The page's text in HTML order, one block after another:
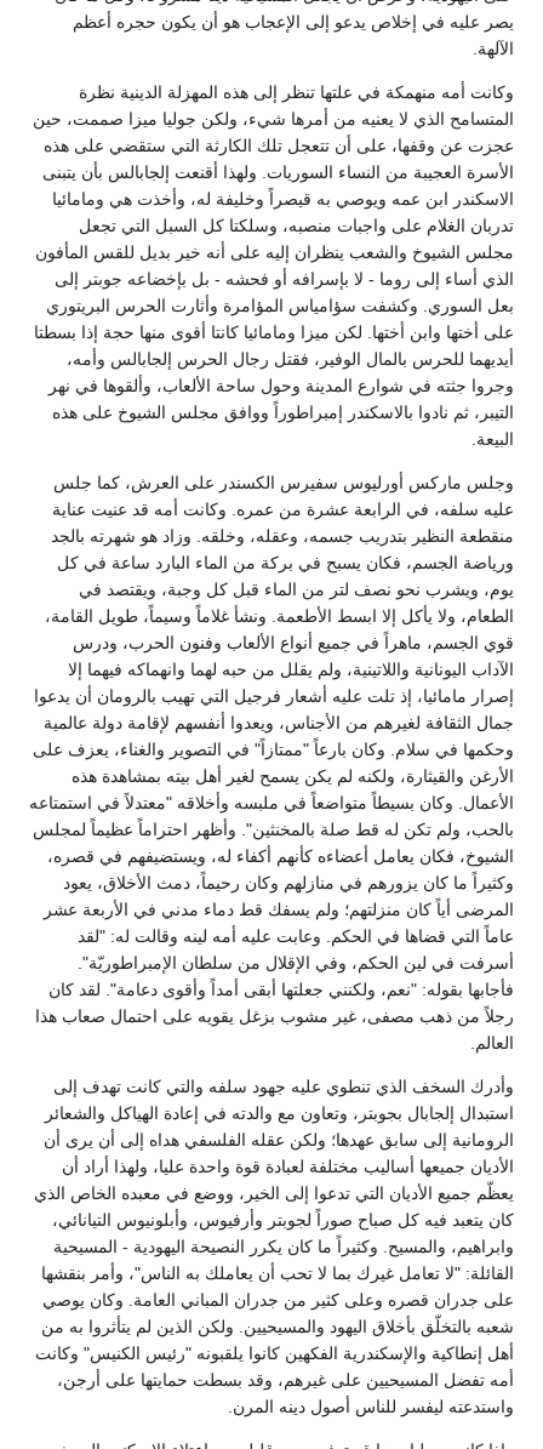
يصر عليه في إخلاص يدعو إلى الإعجاب هو أن يكون حجره أعظم
الآلهة.
وكانت أمه منهمكة في علتها تنظر إلى هذه المهزلة الدينية نظرة
المتسامح الذي لا يعنيه من أمرها شيء، ولكن جوليا ميزا صممت، حين
عجزت عن وقفها، على أن تتعجل تلك الكارثة التي ستقضي على هذه
الأسرة العجيبة من النساء السوريات. ولهذا أقنعت إلجابالس بأن يتبنى
الاسكندر ابن عمه ويوصي به قيصراً وخليفة له، وأخذت هي ومامائيا
تدربان الغلام على واجبات منصبه، وسلكتا كل السبل التي تجعل
مجلس الشيوخ والشعب ينظران إليه على أنه خير بديل للقس المأفون
الذي أساء إلى روما - لا بإسرافه أو فحشه - بل بإخضاعه جوبتر إلى
بعل السوري. وكشفت سؤامياس المؤامرة وأثارت الحرس البريتوري
على أختها وابن أختها. لكن ميزا ومامائيا كانتا أقوى منها حجة إذا بسطتا
أيديهما للحرس بالمال الوفير، فقتل رجال الحرس إلجابالس وأمه،
وجروا جثته في شوارع المدينة وحول ساحة الألعاب، وألقوها في نهر
التيبر، ثم نادوا بالاسكندر إمبراطوراً ووافق مجلس الشيوخ على هذه
البيعة.
وجلس ماركس أورليوس سفيرس الكسندر على العرش، كما جلس
عليه سلفه، في الرابعة عشرة من عمره. وكانت أمه قد عنيت عناية
منقطعة النظير بتدريب جسمه، وعقله، وخلقه. وزاد هو شهرته بالجد
ورياضة الجسم، فكان يسبح في بركة من الماء البارد ساعة في كل
يوم، ويشرب نحو نصف لتر من الماء قبل كل وجبة، ويقتصد في
الطعام، ولا يأكل إلا ابسط الأطعمة. ونشأ غلاماً وسيماً، طويل القامة،
قوي الجسم، ماهراً في جميع أنواع الألعاب وفنون الحرب، ودرس
الآداب اليونانية واللاتينية، ولم يقلل من حبه لهما وانهماكه فيهما إلا
إصرار مامائيا، إذ تلت عليه أشعار فرجيل التي تهيب بالرومان أن يدعوا
جمال الثقافة لغيرهم من الأجناس، ويعدوا أنفسهم لإقامة دولة عالمية
وحكمها في سلام. وكان بارعاً "ممتازاً" في التصوير والغناء، يعزف على
الأرغن والقيثارة، ولكنه لم يكن يسمح لغير أهل بيته بمشاهدة هذه
الأعمال. وكان بسيطاً متواضعاً في ملبسه وأخلاقه "معتدلاً في استمتاعه
بالحب، ولم تكن له قط صلة بالمخنثين". وأظهر احتراماً عظيماً لمجلس
الشيوخ، فكان يعامل أعضاءه كأنهم أكفاء له، ويستضيفهم في قصره،
وكثيراً ما كان يزورهم في منازلهم وكان رحيماً، دمث الأخلاق، يعود
المرضى أياً كان منزلتهم؛ ولم يسفك قط دماء مدني في الأربعة عشر
عاماً التي قضاها في الحكم. وعابت عليه أمه لينه وقالت له: "لقد
أسرفت في لين الحكم، وفي الإقلال من سلطان الإمبراطوريّة".
فأجابها بقوله: "نعم، ولكنني جعلتها أبقى أمداً وأقوى دعامة". لقد كان
رجلاً من ذهب مصفى، غير مشوب بزغل يقويه على احتمال صعاب هذا
العالم.
وأدرك السخف الذي تنطوي عليه جهود سلفه والتي كانت تهدف إلى
استبدال إلجابال بجوبتر، وتعاون مع والدته في إعادة الهياكل والشعائر
الرومانية إلى سابق عهدها؛ ولكن عقله الفلسفي هداه إلى أن يرى أن
الأديان جميعها أساليب مختلفة لعبادة قوة واحدة عليا، ولهذا أراد أن
يعظّم جميع الأديان التي تدعوا إلى الخير، ووضع في معبده الخاص الذي
كان يتعبد فيه كل صباح صوراً لجوبتر وأرفيوس، وأبلونيوس التيانائي،
وابراهيم، والمسيح. وكثيراً ما كان يكرر النصيحة اليهودية - المسيحية
القائلة: "لا تعامل غيرك بما لا تحب أن يعاملك به الناس"، وأمر بنقشها
على جدران قصره وعلى كثير من جدران المباني العامة. وكان يوصي
شعبه بالتخلّق بأخلاق اليهود والمسيحيين. ولكن الذين لم يتأثروا به من
أهل إنطاكية والإسكندرية الفكهين كانوا يلقبونه "رئيس الكنيس" وكانت
أمه تفضل المسيحيين على غيرهم، وقد بسطت حمايتها على أرجن،
واستدعته ليفسر للناس أصول دينه المرن.